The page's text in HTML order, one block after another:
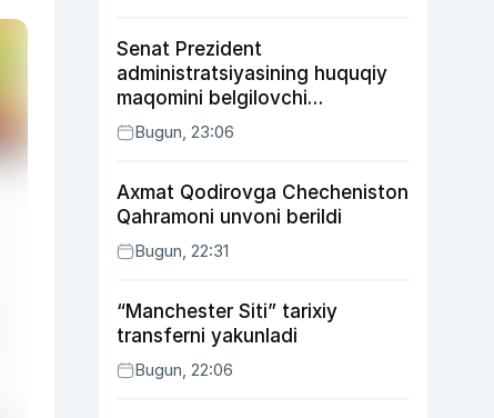
Senat Prezident
administratsiyasining huquqiy
maqomini belgilovchi
konstitutsiyaviy qonunni
ma’qulladi
Bugun, 23:06
Axmat Qodirovga Checheniston
Qahramoni unvoni berildi
Bugun, 22:31
“Manchester Siti” tarixiy
transferni yakunladi
Bugun, 22:06